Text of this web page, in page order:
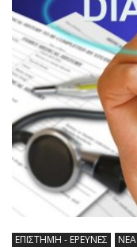
ΕΠΙΣΤΗΜΗ - ΕΡΕΥΝΕΣ ΝΕΑ